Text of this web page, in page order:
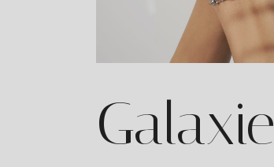
Galaxie